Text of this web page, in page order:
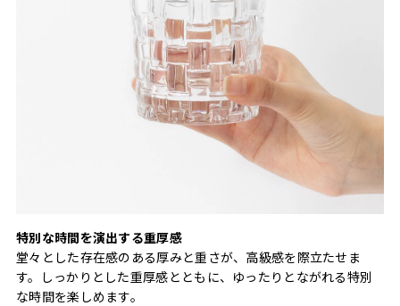
特別な時間を演出する重厚感
堂々とした存在感のある厚みと重さが、高級感を際立たせま
す。しっかりとした重厚感とともに、ゆったりとながれる特別
な時間を楽しめます。